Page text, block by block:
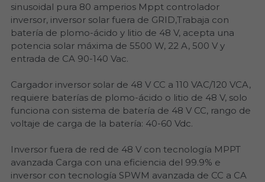
829-241-0297
info@conexyner.com
Tienda en Linea
sinusoidal pura 80 amperios Mppt controlador
inversor, inversor solar fuera de GRID,Trabaja con
batería de plomo-ácido y litio de 48 V, acepta una
potencia solar máxima de 5500 W, 22 A, 500 V y
entrada de CA 90-140 Vac.
Cargador inversor solar de 48 V CC a 110 VAC/120 VCA,
requiere baterías de plomo-ácido o litio de 48 V, solo
funciona con sistema de batería de 48 V CC, rango de
voltaje de carga de la batería: 40-60 Vdc.
Inversor fuera de red de 48 V con tecnología MPPT
avanzada Carga con una eficiencia del 99.9% e
inversor con tecnología SPWM avanzada de CC a CA